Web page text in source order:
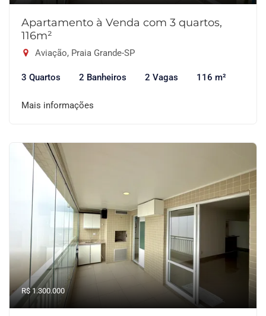
Apartamento à Venda com 3 quartos,
116m²
Aviação, Praia Grande-SP
3 Quartos 2 Banheiros 2 Vagas 116 m²
Mais informações
R$ 1.300.000